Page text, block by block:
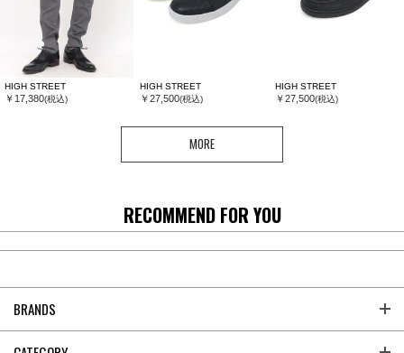
HIGH STREET
￥17,380(税込)
HIGH STREET
￥27,500(税込)
HIGH STREET
￥27,500(税込)
MORE
RECOMMEND FOR YOU
BRANDS